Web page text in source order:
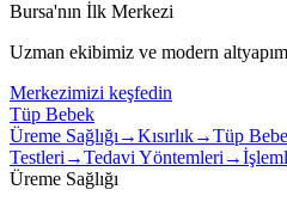
Bursa'nın İlk Merkezi
Uzman ekibimiz ve modern
Merkezimizi keşfedin
Tüp Bebek
Üreme Sağlığı →Kısırlık→Tüp
Testleri →Tedavi Yöntemleri →
Üreme Sağlığı